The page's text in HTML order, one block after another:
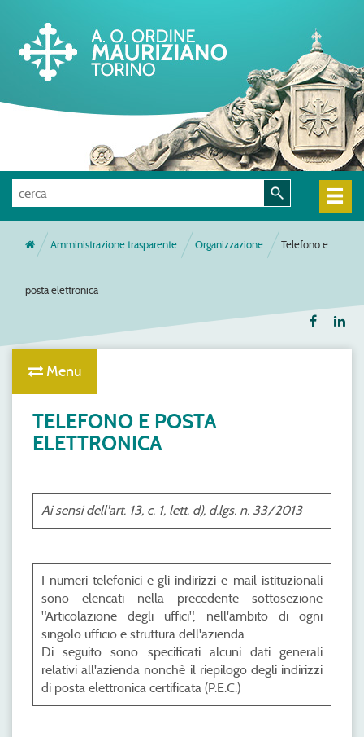
Amministrazione trasparente Organizzazione Telefono e
posta elettronica
Menu
TELEFONO E POSTA
ELETTRONICA
Ai sensi dell'art. 13, c. 1, lett. d), d.lgs. n. 33/2013
I numeri telefonici e gli indirizzi e-mail istituzionali
sono elencati nella precedente sottosezione
"Articolazione degli uffici", nell'ambito di ogni
singolo ufficio e struttura dell'azienda.
Di seguito sono specificati alcuni dati generali
relativi all'azienda nonchè il riepilogo degli indirizzi
di posta elettronica certificata (P.E.C.)